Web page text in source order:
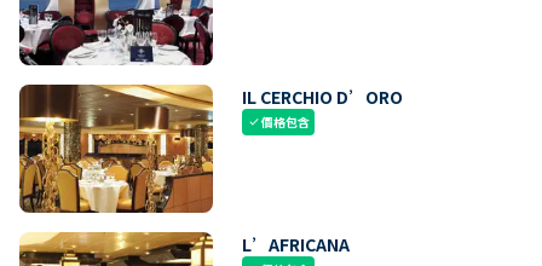
IL CERCHIO D’ORO
check價格包含
L’AFRICANA